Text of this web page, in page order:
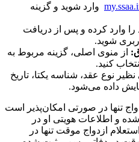
وارد شوید و گزینه
وارد کرده و پس از دریافت
شوید.
: از منوی اصلی، گزینه مربوط به
کنید.
نظیر نوع عقد، شناسه یکتا، تاریخ
داده می‌شود.
تنها در صورتی امکان‌پذیر است
و اطلاعات هویتی او در
ازدواج موقت تنها در